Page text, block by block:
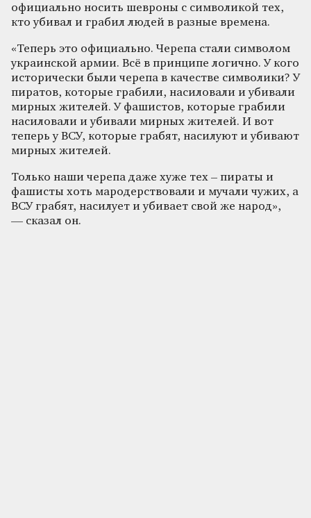
официально носить шевроны с символикой тех,
кто убивал и грабил людей в разные времена.
«Теперь это официально. Черепа стали символом
украинской армии. Всё в принципе логично. У кого
исторически были черепа в качестве символики? У
пиратов, которые грабили, насиловали и убивали
мирных жителей. У фашистов, которые грабили
насиловали и убивали мирных жителей. И вот
теперь у ВСУ, которые грабят, насилуют и убивают
мирных жителей.
Только наши черепа даже хуже тех – пираты и
фашисты хоть мародерствовали и мучали чужих, а
ВСУ грабят, насилует и убивает свой же народ»,
— сказал он.